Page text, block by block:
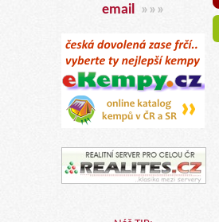
email »»»